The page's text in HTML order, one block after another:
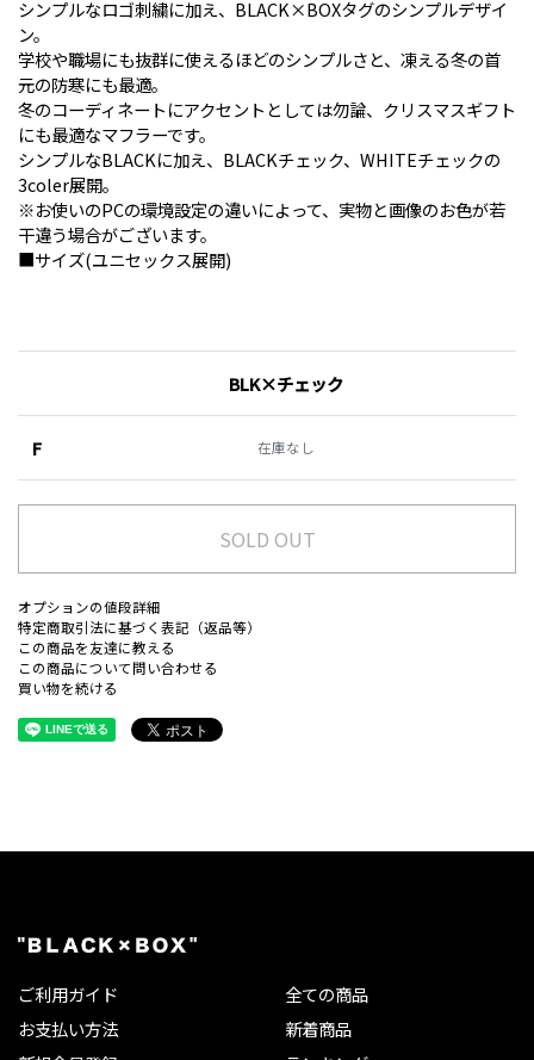
シンプルなロゴ刺繍に加え、BLACK×BOXタグのシンプルデザイ
ン。
学校や職場にも抜群に使えるほどのシンプルさと、凍える冬の首
元の防寒にも最適。
冬のコーディネートにアクセントとしては勿論、クリスマスギフト
にも最適なマフラーです。
シンプルなBLACKに加え、BLACKチェック、WHITEチェックの
3coler展開。
※お使いのPCの環境設定の違いによって、実物と画像のお色が若
干違う場合がございます。
■サイズ(ユニセックス展開)
BLK×チェック
F 在庫なし
SOLD OUT
オプションの値段詳細
特定商取引法に基づく表記（返品等）
この商品を友達に教える
この商品について問い合わせる
買い物を続ける
ご利用ガイド
お支払い方法
全ての商品
新着商品